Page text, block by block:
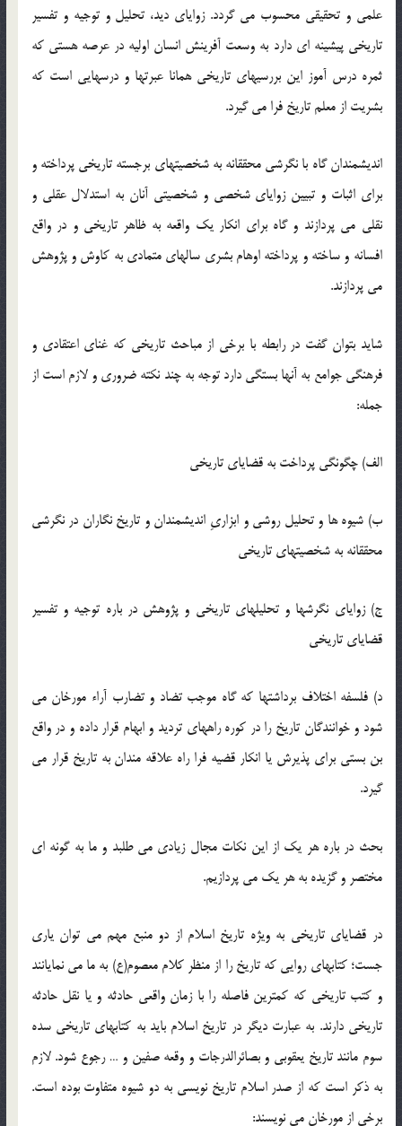
علمی و تحقیقی محسوب می گردد. زوایای دید، تحلیل و توجیه و تفسیر
تاریخی پیشینه ای دارد به وسعت آفرینش انسان اولیه در عرصه هستی که
ثمره درس آموز این بررسیهای تاریخی همانا عبرتها و درسهایی است که
بشریت از معلم تاریخ فرا می گیرد.
اندیشمندان گاه با نگرشی محققانه به شخصیتهای برجسته تاریخی پرداخته و
برای اثبات و تبیین زوایای شخصی و شخصیتی آنان به استدلال عقلی و
نقلی می پردازند و گاه برای انکار یک واقعه به ظاهر تاریخی و در واقع
افسانه و ساخته و پرداخته اوهام بشری سالهای متمادی به کاوش و پژوهش
می پردازند.
شاید بتوان گفت در رابطه با برخی از مباحث تاریخی که غنای اعتقادی و
فرهنگی جوامع به آنها بستگی دارد توجه به چند نکته ضروری و لازم است از
جمله:
الف) چگونگی پرداخت به قضایای تاریخی
ب) شیوه ها و تحلیل روشی و ابزاریِ اندیشمندان و تاریخ نگاران در نگرشی
محققانه به شخصیتهای تاریخی
ج) زوایای نگرشها و تحلیلهای تاریخی و پژوهش در باره توجیه و تفسیر
قضایای تاریخی
د) فلسفه اختلاف برداشتها که گاه موجب تضاد و تضارب آراء مورخان می
شود و خوانندگان تاریخ را در کوره راههای تردید و ابهام قرار داده و در واقع
بن بستی برای پذیرش یا انکار قضیه فرا راه علاقه مندان به تاریخ قرار می
گیرد.
بحث در باره هر یک از این نکات مجال زیادی می طلبد و ما به گونه ای
مختصر و گزیده به هر یک می پردازیم.
در قضایای تاریخی به ویژه تاریخ اسلام از دو منبع مهم می توان یاری
جست؛ کتابهای روایی که تاریخ را از منظر کلام معصوم(ع) به ما می نمایانند
و کتب تاریخی که کمترین فاصله را با زمان واقعی حادثه و یا نقل حادثه
تاریخی دارند. به عبارت دیگر در تاریخ اسلام باید به کتابهای تاریخی سده
سوم مانند تاریخ یعقوبی و بصائرالدرجات و وقعه صفین و … رجوع شود. لازم
به ذکر است که از صدر اسلام تاریخ نویسی به دو شیوه متفاوت بوده است.
برخی از مورخان می نویسند: